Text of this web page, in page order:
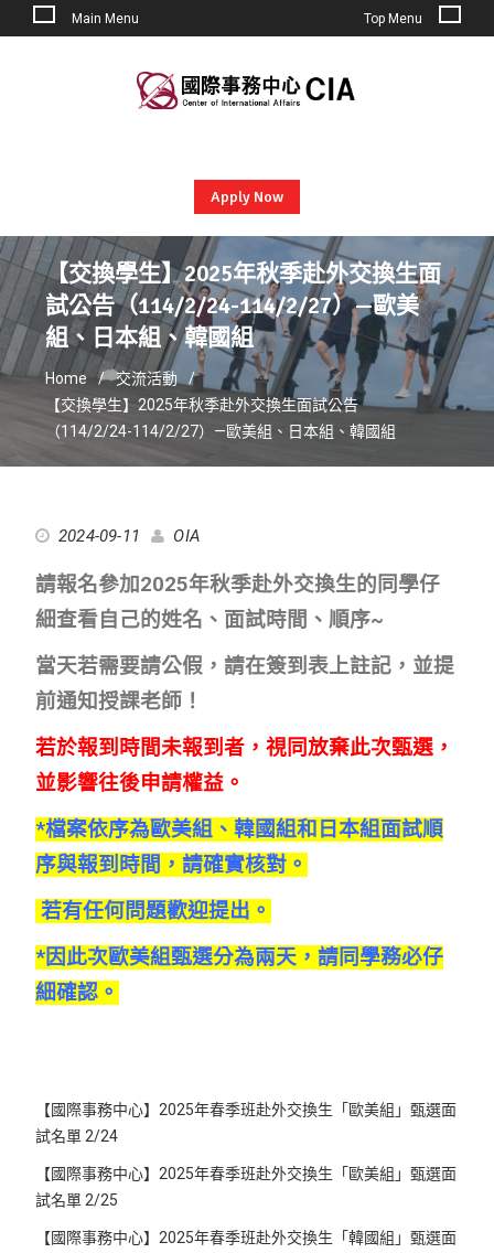
Main Menu Top Menu
Apply Now
【交換學生】2025年秋季赴外交換生面
試公告（114/2/24-114/2/27）—歐美
組、日本組、韓國組
Home
交流活動
【交換學生】2025年秋季赴外交換生面試公告
（114/2/24-114/2/27）—歐美組、日本組、韓國組
2024-09-11 OIA
請報名參加2025年秋季赴外交換生的同學仔
細查看自己的姓名、面試時間、順序~
當天若需要請公假，請在簽到表上註記，並提
前通知授課老師！
若於報到時間未報到者，視同放棄此次甄選，
並影響往後申請權益。
*檔案依序為歐美組、韓國組和日本組面試順
序與報到時間，請確實核對。
若有任何問題歡迎提出。
*因此次歐美組甄選分為兩天，請同學務必仔
細確認。
【國際事務中心】2025年春季班赴外交換生「歐美組」甄選面
試名單 2/24
【國際事務中心】2025年春季班赴外交換生「歐美組」甄選面
試名單 2/25
【國際事務中心】2025年春季班赴外交換生「韓國組」甄選面